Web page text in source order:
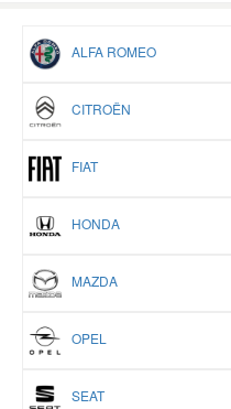
ALFA ROMEO
CITROËN
FIAT
HONDA
MAZDA
OPEL
SEAT